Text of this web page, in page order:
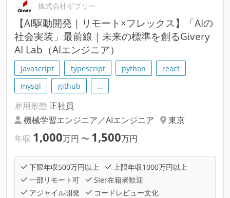
株式会社ギブリー
【AI駆動開発｜リモート×フレックス】「AIの
社会実装」最前線｜未来の標準を創るGivery
AI Lab（AIエンジニア）
javascript typescript python
react
mysql
github …
雇用形態 正社員
機械学習エンジニア／AIエンジニア
東京
年収 1,000万円 〜 1,500万円
下限年収500万円以上
上限年収1000万円以上
一部リモート可
SIer在籍者歓迎
アジャイル開発
コードレビュー文化